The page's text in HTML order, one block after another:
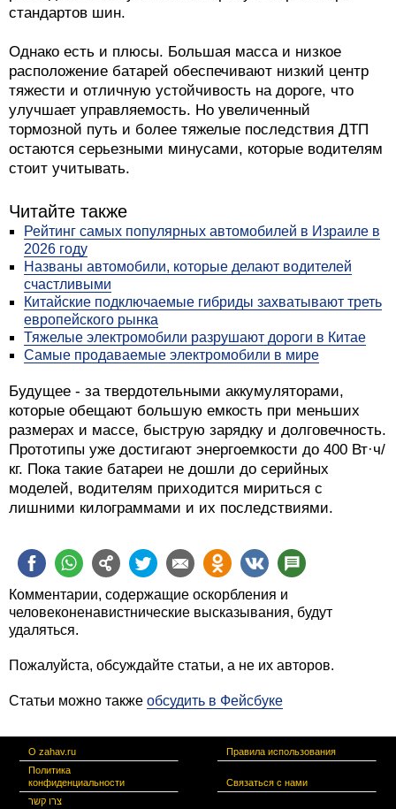
стандартов шин.
Однако есть и плюсы. Большая масса и низкое
расположение батарей обеспечивают низкий центр
тяжести и отличную устойчивость на дороге, что
улучшает управляемость. Но увеличенный
тормозной путь и более тяжелые последствия ДТП
остаются серьезными минусами, которые водителям
стоит учитывать.
Читайте также
Рейтинг самых популярных автомобилей в Израиле в
2026 году
Названы автомобили, которые делают водителей
счастливыми
Китайские подключаемые гибриды захватывают треть
европейского рынка
Тяжелые электромобили разрушают дороги в Китае
Самые продаваемые электромобили в мире
Будущее - за твердотельными аккумуляторами,
которые обещают большую емкость при меньших
размерах и массе, быструю зарядку и долговечность.
Прототипы уже достигают энергоемкости до 400 Вт·ч/
кг. Пока такие батареи не дошли до серийных
моделей, водителям приходится мириться с
лишними килограммами и их последствиями.
Комментарии, содержащие оскорбления и
человеконенавистнические высказывания, будут
удаляться.
Пожалуйста, обсуждайте статьи, а не их авторов.
Статьи можно также обсудить в Фейсбуке
О zahav.ru
Правила использования
Политика
конфиденциальности
Связаться с нами
צרו קשר